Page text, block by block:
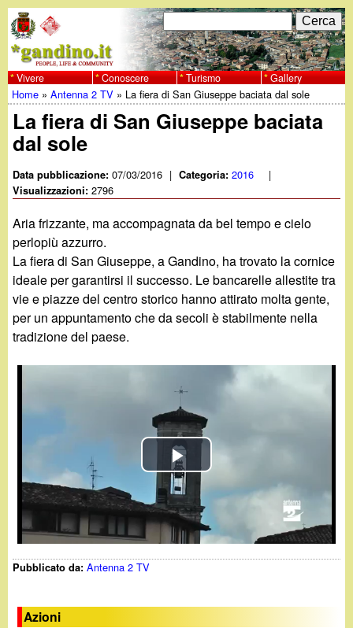
al
contenuto
principale
w
w
w
.
g
a
n
o
t
F
o
r
m
i
r
i
c
e
c
C
e
r
c
a
Vivere Conoscere Turismo Gallery
Tu
sei
qui
Home »Antenna 2 TV » La fiera di San Giuseppe baciata dal sole
La fiera di San Giuseppe baciata
dal sole
Data pubblicazione:07/03/2016 | Categoria:2016 |
Visualizzazioni:2796
Aria frizzante, ma accompagnata da bel tempo e cielo
perlopiù azzurro.
La fiera di San Giuseppe, a Gandino, ha trovato la cornice
ideale per garantirsi il successo. Le bancarelle allestite tra
vie e piazze del centro storico hanno attirato molta gente,
per un appuntamento che da secoli è stabilmente nella
tradizione del paese.
P
l
a
V
Pubblicato da:Antenna 2 TV
Azioni